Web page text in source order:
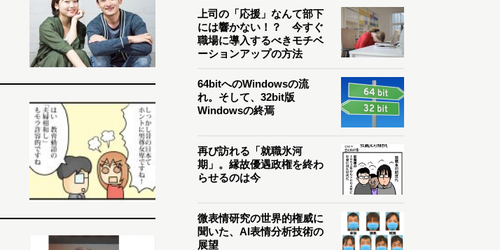
上司の「応援」なんて部下
には響かない！？ 今すぐ
職場に導入するべきモチベ
ーションアップの方法
64bitへのWindowsの流
れ。そして、32bit版
Windowsの終焉
再び訪れる「就職氷河
期」。縁故優遇政権を終わ
らせるのは今
微表情研究の世界的権威に
聞いた、AI表情分析技術の
展望